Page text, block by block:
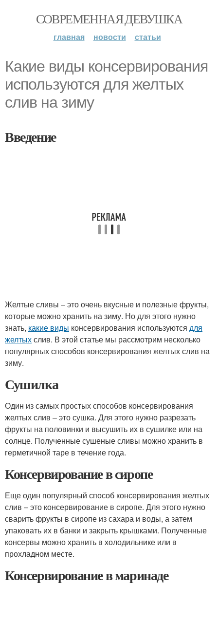
СОВРЕМЕННАЯ ДЕВУШКА
главная новости статьи
Какие виды консервирования
используются для желтых
слив на зиму
Введение
Желтые сливы – это очень вкусные и полезные фрукты,
которые можно хранить на зиму. Но для этого нужно
знать, какие виды консервирования используются для
желтыхслив. В этой статье мы рассмотрим несколько
популярных способов консервирования желтых слив на
зиму.
Сушилка
Один из самых простых способов консервирования
желтых слив – это сушка. Для этого нужно разрезать
фрукты на половинки и высушить их в сушилке или на
солнце. Полученные сушеные сливы можно хранить в
герметичной таре в течение года.
Консервирование в сиропе
Еще один популярный способ консервирования желтых
слив – это консервирование в сиропе. Для этого нужно
сварить фрукты в сиропе из сахара и воды, а затем
упаковать их в банки и закрыть крышками. Полученные
консервы можно хранить в холодильнике или в
прохладном месте.
Консервирование в маринаде